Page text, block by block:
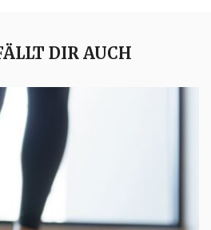
DIR AUCH